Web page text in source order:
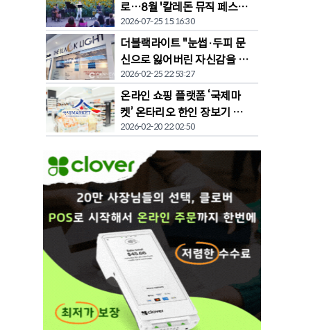
로…8월 '칼레돈 뮤직 페스티
벌' 개막
2026-07-25 15:16:30
더블랙라이트 "눈썹·두피 문
신으로 잃어버린 자신감을 되
찾다"
2026-02-25 22:53:27
온라인 쇼핑 플랫폼 ‘국제마
켓’ 온타리오 한인 장보기 문
화 바꾼다
2026-02-20 22:02:50